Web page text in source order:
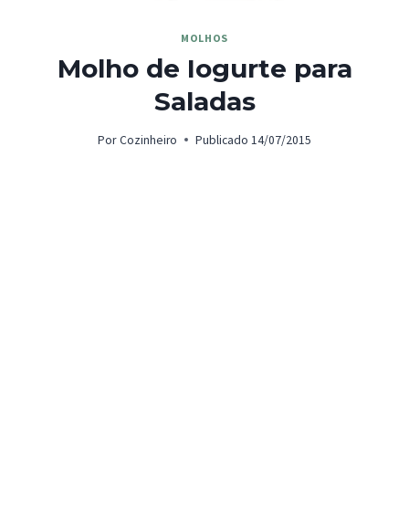
MOLHOS
Molho de Iogurte para
Saladas
Por Cozinheiro Publicado 14/07/2015